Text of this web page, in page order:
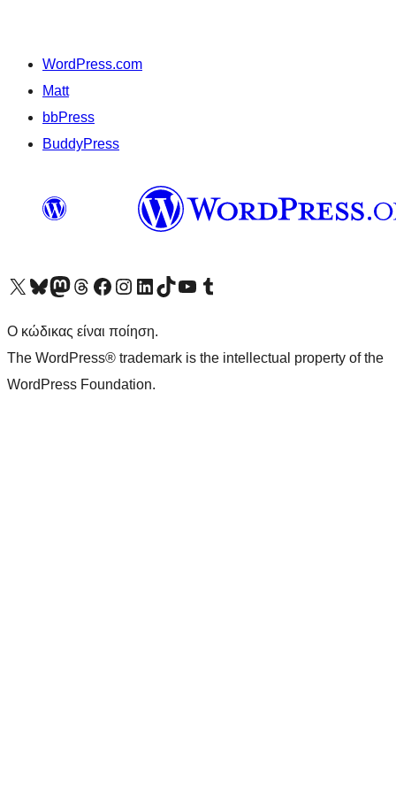
WordPress.com
Matt
bbPress
BuddyPress
Visit our X (formerly Twitter) account
Visit our Bluesky account
Επισκεφθείτε τον λογαριασμό μας στο Mastodon
Visit our Threads account
Επισκεφτείτε τη σελίδα μας στο Facebook
Επισκεφθείτε τον λογαριασμό μας Instagram
Επισκεφθείτε τον λογαριασμό μας LinkedIn
Visit our TikTok account
Visit our YouTube channel
Visit our Tumblr account
Ο κώδικας είναι ποίηση.
The WordPress® trademark is the intellectual property of the
WordPress Foundation.